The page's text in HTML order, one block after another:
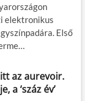
elektronikus
Első
az aurevoir.
a ‘száz év’